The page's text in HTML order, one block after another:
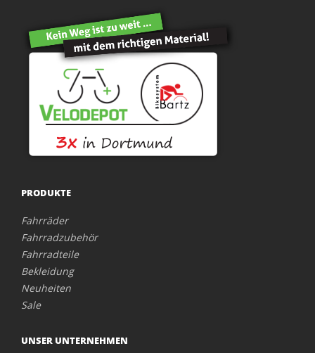
PRODUKTE
Fahrräder
Fahrradzubehör
Fahrradteile
Bekleidung
Neuheiten
Sale
UNSER UNTERNEHMEN